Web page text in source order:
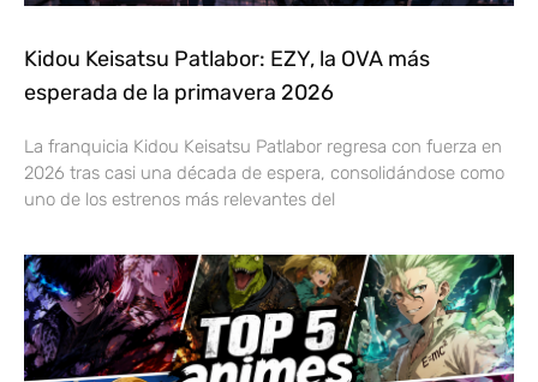
Kidou Keisatsu Patlabor: EZY, la OVA más
esperada de la primavera 2026
La franquicia Kidou Keisatsu Patlabor regresa con fuerza en
2026 tras casi una década de espera, consolidándose como
uno de los estrenos más relevantes del